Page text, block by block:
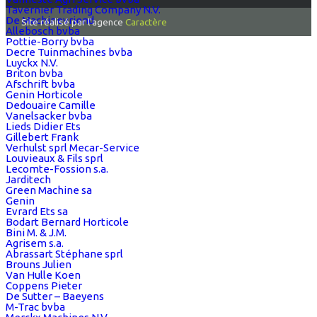
Tavernier Trading Company N.V.
De Machinevriend
Allebosch bvba
Pottie-Borry bvba
Decre Tuinmachines bvba
Luyckx N.V.
Briton bvba
Afschrift bvba
Genin Horticole
Dedouaire Camille
Vanelsacker bvba
Lieds Didier Ets
Gillebert Frank
Verhulst sprl Mecar-Service
Louvieaux & Fils sprl
Lecomte-Fossion s.a.
Jarditech
Green Machine sa
Genin
Evrard Ets sa
Bodart Bernard Horticole
Bini M. & J.M.
Agrisem s.a.
Abrassart Stéphane sprl
Brouns Julien
Van Hulle Koen
Coppens Pieter
De Sutter – Baeyens
M-Trac bvba
Site réalisé par l'agence Caractère